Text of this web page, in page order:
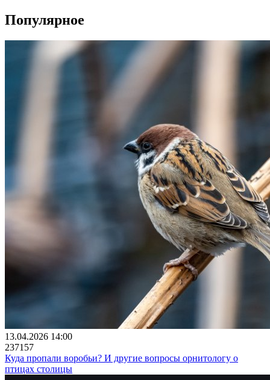
Популярное
13.04.2026 14:00
237157
Куда пропали воробьи? И другие вопросы орнитологу о
птицах столицы